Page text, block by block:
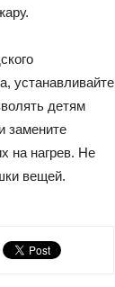
устанавливайте
детям
замените
на нагрев. Не
вещей.